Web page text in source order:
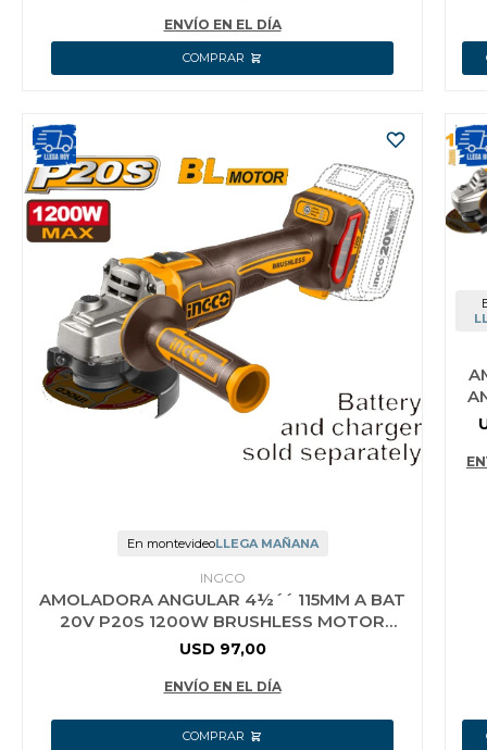
ENVÍO EN EL DÍA
En montevideoLLEGA MAÑANA
INGCO
AMOLADORA ANGULAR 4½´´ 115MM A BAT
20V P20S 1200W BRUSHLESS MOTOR
INGCO
USD 97,00
ENVÍO EN EL DÍA